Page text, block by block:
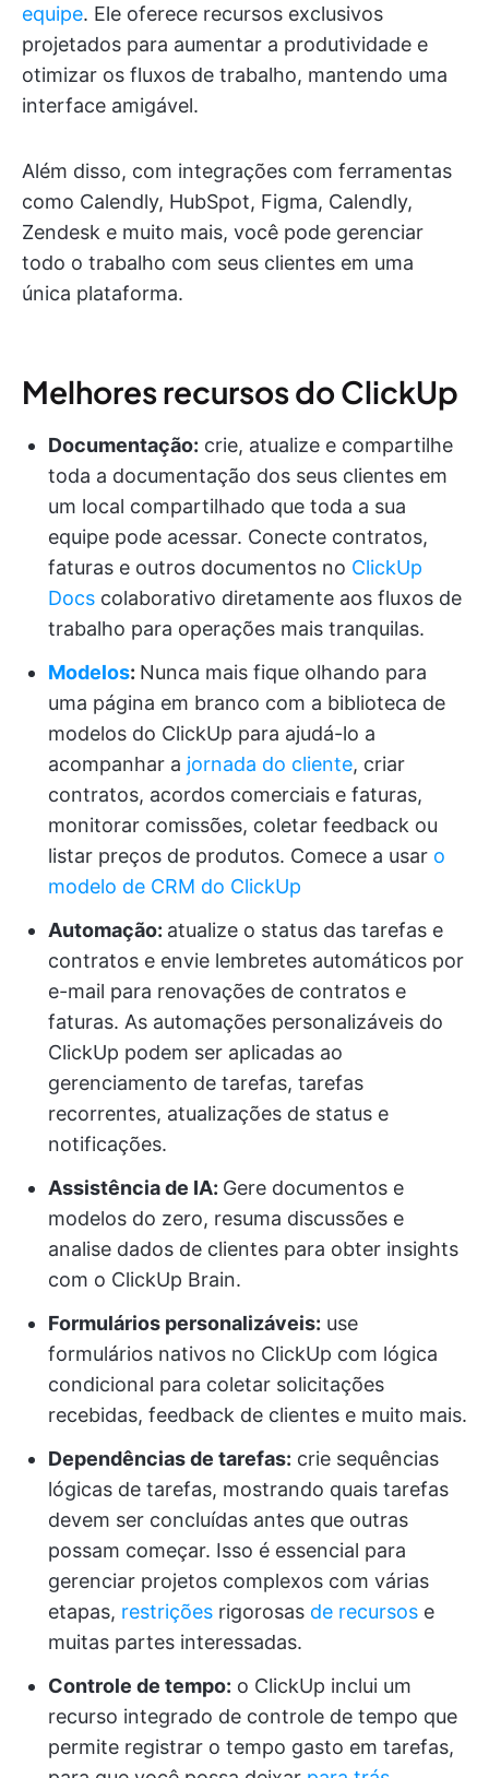
equipe. Ele oferece recursos exclusivos
projetados para aumentar a produtividade e
otimizar os fluxos de trabalho, mantendo uma
interface amigável.
Além disso, com integrações com ferramentas
como Calendly, HubSpot, Figma, Calendly,
Zendesk e muito mais, você pode gerenciar
todo o trabalho com seus clientes em uma
única plataforma.
Melhores recursos do ClickUp
Documentação: crie, atualize e compartilhe
toda a documentação dos seus clientes em
um local compartilhado que toda a sua
equipe pode acessar. Conecte contratos,
faturas e outros documentos no ClickUp
Docs colaborativo diretamente aos fluxos de
trabalho para operações mais tranquilas.
Modelos: Nunca mais fique olhando para
uma página em branco com a biblioteca de
modelos do ClickUp para ajudá-lo a
acompanhar a jornada do cliente, criar
contratos, acordos comerciais e faturas,
monitorar comissões, coletar feedback ou
listar preços de produtos. Comece a usar o
modelo de CRM do ClickUp
Automação: atualize o status das tarefas e
contratos e envie lembretes automáticos por
e-mail para renovações de contratos e
faturas. As automações personalizáveis do
ClickUp podem ser aplicadas ao
gerenciamento de tarefas, tarefas
recorrentes, atualizações de status e
notificações.
Assistência de IA: Gere documentos e
modelos do zero, resuma discussões e
analise dados de clientes para obter insights
com o ClickUp Brain.
Formulários personalizáveis: use
formulários nativos no ClickUp com lógica
condicional para coletar solicitações
recebidas, feedback de clientes e muito mais.
Dependências de tarefas: crie sequências
lógicas de tarefas, mostrando quais tarefas
devem ser concluídas antes que outras
possam começar. Isso é essencial para
gerenciar projetos complexos com várias
etapas, restrições rigorosas de recursos e
muitas partes interessadas.
Controle de tempo: o ClickUp inclui um
recurso integrado de controle de tempo que
permite registrar o tempo gasto em tarefas,